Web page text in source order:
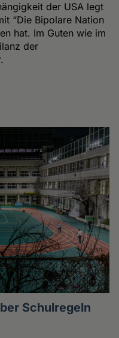
der USA legt
“Die Bipolare Nation
hat. Im Guten wie im
der
Schulregeln